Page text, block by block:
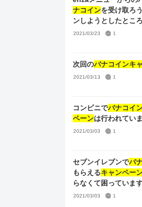
ナコインを受け取ろ
ンしようとしたとこ
た。有識者の方がい
2021/03/23
1
次回のバナコインキ
2021/03/13
1
コンビニでバナコイ
ペーンは行われてい
2021/03/03
1
セブンイレブンでバ
もらえるキャンペー
らなくて困っていま
2021/03/03
1